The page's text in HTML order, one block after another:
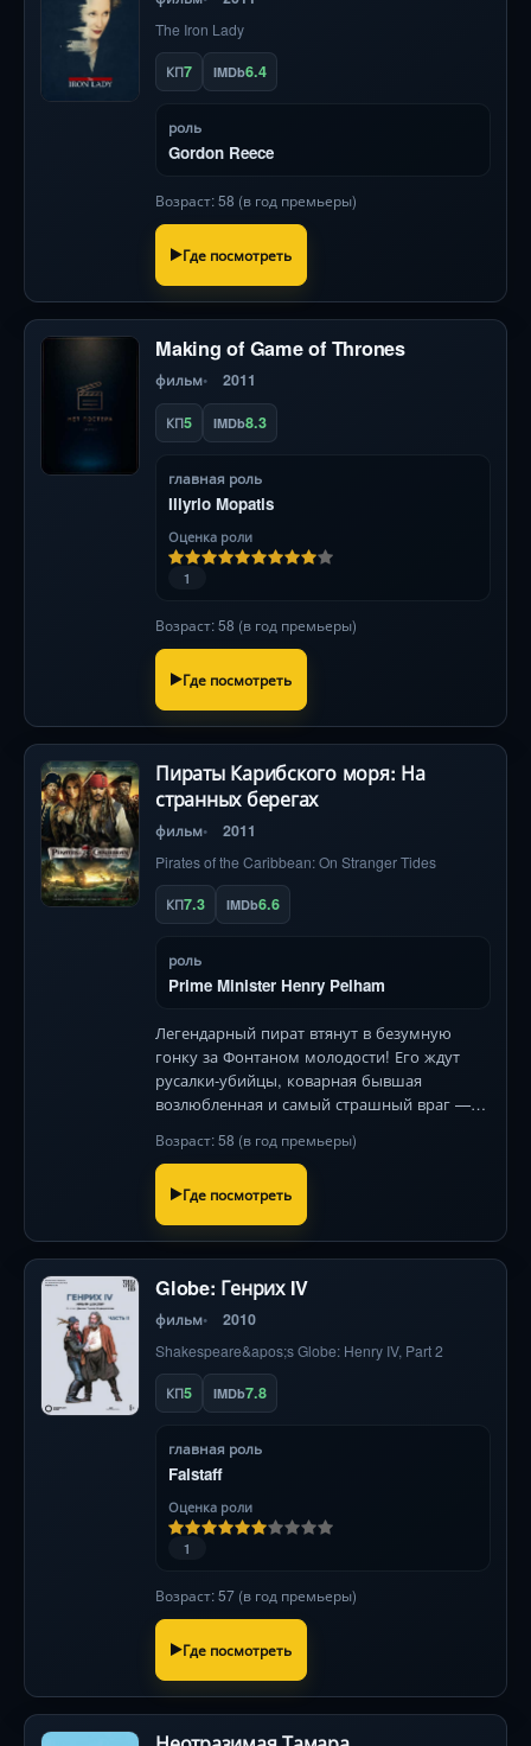
The Iron Lady
КП7 IMDb6.4
роль
Gordon Reece
Возраст: 58 (в год премьеры)
Где посмотреть
Making of Game of Thrones
фильм 2011
КП5 IMDb8.3
главная роль
Illyrio Mopatis
Оценка роли
1
Возраст: 58 (в год премьеры)
Где посмотреть
Пираты Карибского моря: На
странных берегах
фильм 2011
Pirates of the Caribbean: On Stranger Tides
КП7.3 IMDb6.6
роль
Prime Minister Henry Pelham
Легендарный пират втянут в безумную
гонку за Фонтаном молодости! Его ждут
русалки-убийцы, коварная бывшая
возлюбленная и самый страшный враг —
правилам.
Возраст: 58 (в год премьеры)
Где посмотреть
Globe: Генрих IV
фильм 2010
Shakespeare&apos;s Globe: Henry IV, Part 2
КП5 IMDb7.8
главная роль
Falstaff
Оценка роли
1
Возраст: 57 (в год премьеры)
Где посмотреть